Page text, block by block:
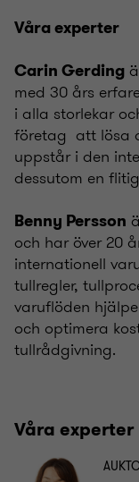
Våra experter
Carin Gerding
med 30 års
i alla storlekar
företag att lösa
uppstår i den
dessutom en
Benny Persson
och har över 20
internationell
tullregler,
varuflöden
och optimera
tullrådgivning.
Våra experter